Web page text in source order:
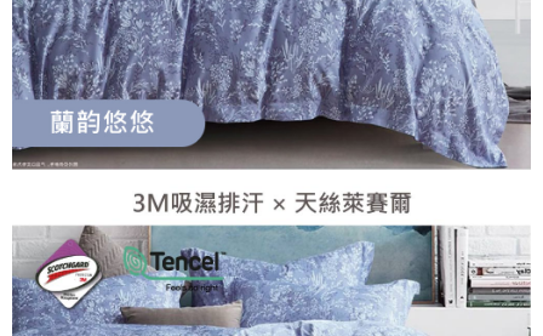
【注意事項】
１．透過由恩沛科技股份有限公司提供之「AFTEE先享後付」服務完成之交
易，需依本服務之必要範圍內提供個人資料，並將交易相關給付款項請求債
權轉讓予恩沛科技股份有限公司。
２．關於個人資料處理事宜，請瀏覽以下網址：
https://aftee.tw/terms/#terms3
３．未成年的使用者請事先徵得法定代理人或監護人之同意方可使用
「AFTEE先享後付」，若未經同意申辦者引起之損失，本公司不負相關責
４．使用「AFTEE先享後付」時，將依據個別帳號之用戶狀況，依本公司即
時審查核予不同之上限額度；若仍有額度不足之情形，本公司將視審查結果
請求用戶進行身份認證。
５．嚴禁一人註冊多個帳號或使用他人資訊註冊。若發現惡意使用之情形，
恩沛科技股份有限公司將有權停止該用戶之使用額度並採取法律行動。
7-11取貨付款
每筆NT$65，滿NT$990(含以上)免運費
付款後7-11取貨
每筆NT$65，滿NT$990(含以上)免運費
大型超重物流運送
每筆NT$150，滿NT$990(含以上)免運費
郵局包裹
每筆NT$250